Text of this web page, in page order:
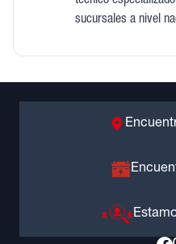
sucursales a nivel